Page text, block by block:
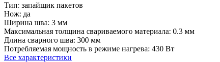
Тип: запайщик пакетов
Нож: да
Ширина шва: 3 мм
Максимальная толщина свариваемого материала: 0.3 мм
Длина сварного шва: 300 мм
Потребляемая мощность в режиме нагрева: 430 Вт
Все характеристики